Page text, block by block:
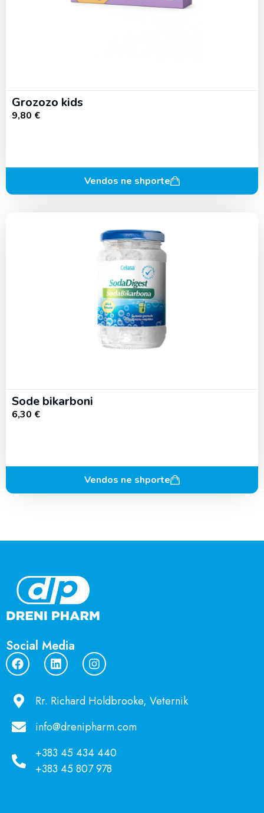
Grozozo kids
9,80 €
Vendos ne shporte
Sode bikarboni
6,30 €
Vendos ne shporte
Social Media
Rr. Richard Holdbrooke, Veternik
info@drenipharm.com
+383 45 434 440
+383 45 807 978